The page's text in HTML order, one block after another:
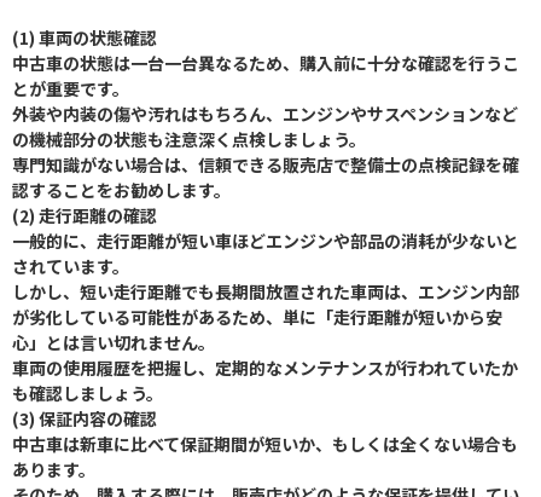
(1) 車両の状態確認
中古車の状態は一台一台異なるため、購入前に十分な確認を行うこ
とが重要です。
外装や内装の傷や汚れはもちろん、エンジンやサスペンションなど
の機械部分の状態も注意深く点検しましょう。
専門知識がない場合は、信頼できる販売店で整備士の点検記録を確
認することをお勧めします。
(2) 走行距離の確認
一般的に、走行距離が短い車ほどエンジンや部品の消耗が少ないと
されています。
しかし、短い走行距離でも長期間放置された車両は、エンジン内部
が劣化している可能性があるため、単に「走行距離が短いから安
心」とは言い切れません。
車両の使用履歴を把握し、定期的なメンテナンスが行われていたか
も確認しましょう。
(3) 保証内容の確認
中古車は新車に比べて保証期間が短いか、もしくは全くない場合も
あります。